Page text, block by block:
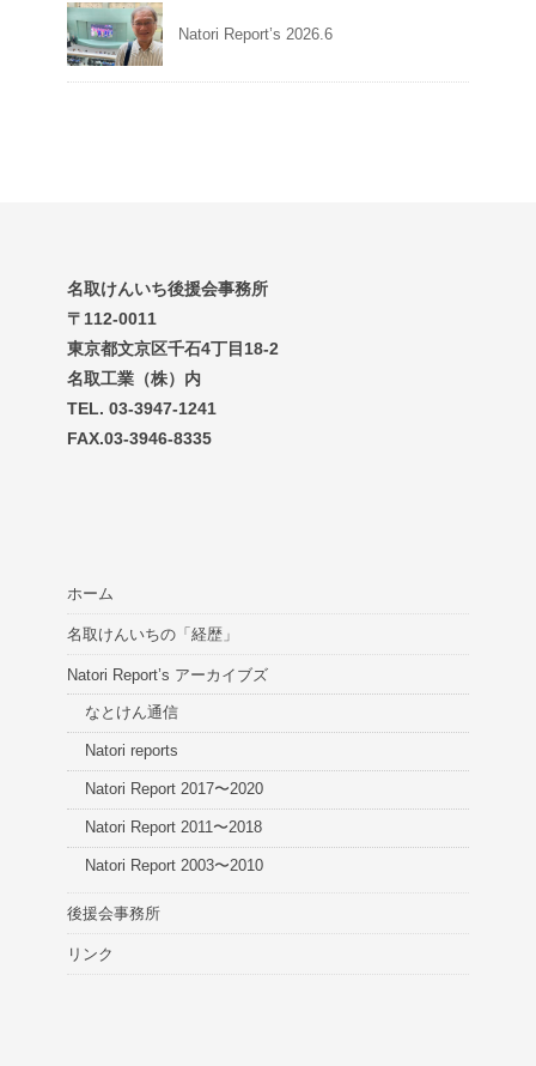
Natori Report’s 2026.6
名取けんいち後援会事務所
〒112-0011
東京都文京区千石4丁目18-2
名取工業（株）内
TEL. 03-3947-1241
FAX.03-3946-8335
ホーム
名取けんいちの「経歴」
Natori Report’s アーカイブズ
なとけん通信
Natori reports
Natori Report 2017〜2020
Natori Report 2011〜2018
Natori Report 2003〜2010
後援会事務所
リンク